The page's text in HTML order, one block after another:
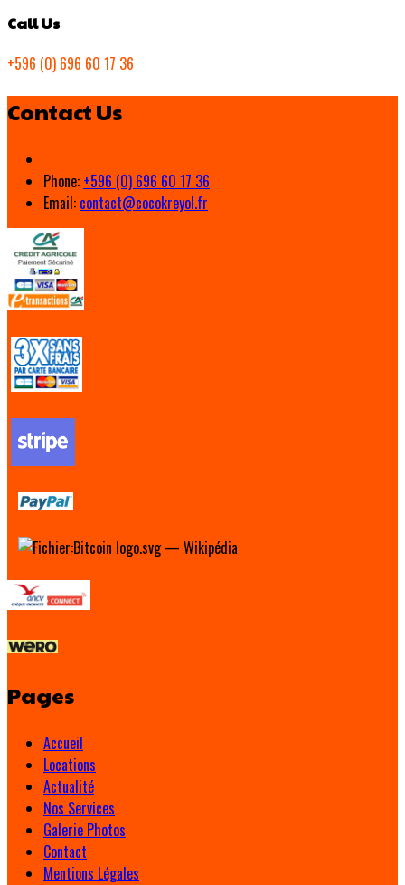
Call Us
+596 (0) 696 60 17 36
Contact Us
Phone: +596 (0) 696 60 17 36
Email: contact@cocokreyol.fr
Pages
Accueil
Locations
Actualité
Nos Services
Galerie Photos
Contact
Mentions Légales